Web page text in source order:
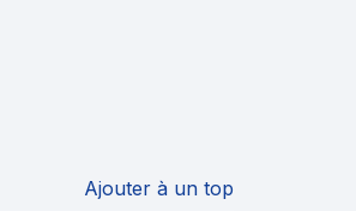
Ajouter à un top